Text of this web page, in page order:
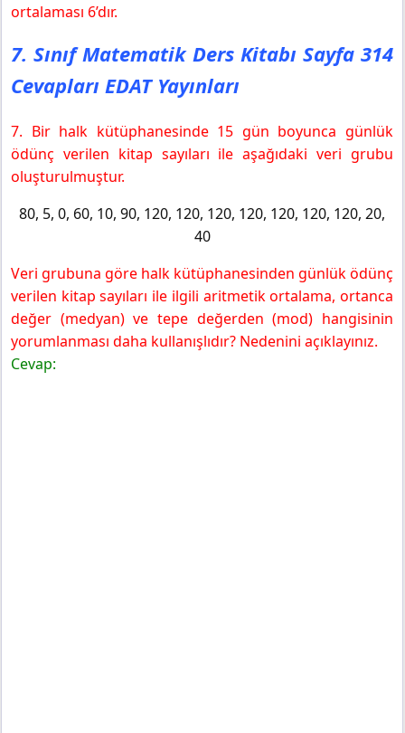
ortalaması 6’dır.
7. Sınıf Matematik Ders Kitabı Sayfa 314
Cevapları EDAT Yayınları
7. Bir halk kütüphanesinde 15 gün boyunca günlük
ödünç verilen kitap sayıları ile aşağıdaki veri grubu
oluşturulmuştur.
80, 5, 0, 60, 10, 90, 120, 120, 120, 120, 120, 120, 120, 20,
40
Veri grubuna göre halk kütüphanesinden günlük ödünç
verilen kitap sayıları ile ilgili aritmetik ortalama, ortanca
değer (medyan) ve tepe değerden (mod) hangisinin
yorumlanması daha kullanışlıdır? Nedenini açıklayınız.
Cevap: